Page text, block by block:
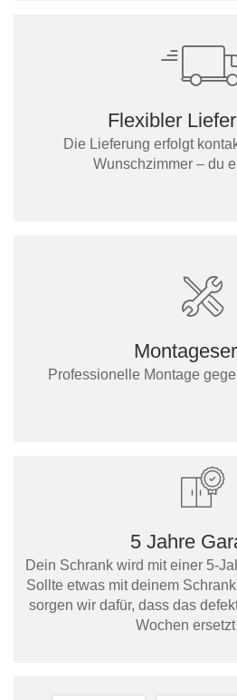
Flexibler
Die Lieferung erfolgt
Wunschzimmer – du
Professionelle Montage
5 Jahre
Dein Schrank wird mit einer 5-
Sollte etwas mit deinem
sorgen wir dafür, dass das
Wochen